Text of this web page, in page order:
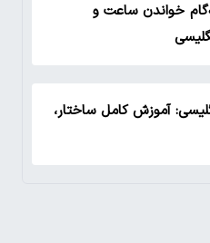
خواندن ساعت و
آموزش کامل ساختار،